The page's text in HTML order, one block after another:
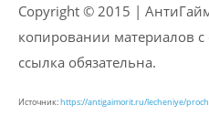
Copyright © 2015 |
копировании материалов с
ссылка обязательна.
Источник:https://antigaimorit.ru/lecheniye/